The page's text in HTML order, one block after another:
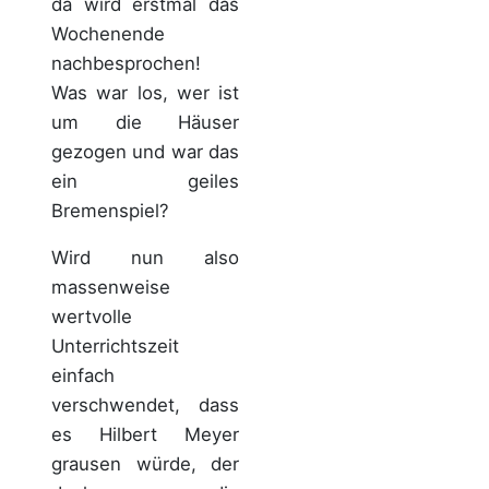
da wird erstmal das
Wochenende
nachbesprochen!
Was war los, wer ist
um die Häuser
gezogen und war das
ein geiles
Bremenspiel?
Wird nun also
massenweise
wertvolle
Unterrichtszeit
einfach
verschwendet, dass
es Hilbert Meyer
grausen würde, der